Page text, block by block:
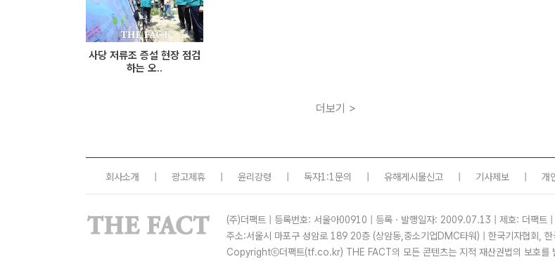
사당 저류조 증설 현장 점검
하는 오..
더보기 >
회사소개 광고제휴 윤리강령 독자1:1문의 유해게시물신고 기사제보 개
(주)더팩트 | 등록번호: 서울아00910 | 등록ㆍ발행일자: 2009.07.13 | 제호: 더팩
주소:서울시 마포구 성암로 189 20층 (상암동,중소기업DMC타워) | 한국기자협회, 한
Copyrightⓒ더팩트(tf.co.kr) THE FACT의 모든 콘텐츠는 지적 재산권법의 보호를